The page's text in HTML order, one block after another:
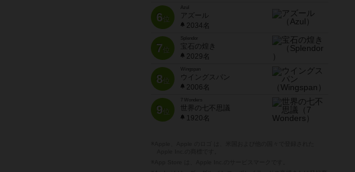
6位
Azul
アズール
2034名
7位
宝石の煌き
2029名
8位
Wingspan
ウイングスパン
2006名
9位
7 Wonders
世界の七不思議
1920名